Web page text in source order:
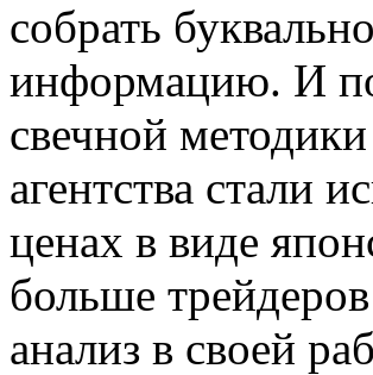
собрать
информацию. И
свечной
агентства стали
ценах в виде
больше
анализ в своей